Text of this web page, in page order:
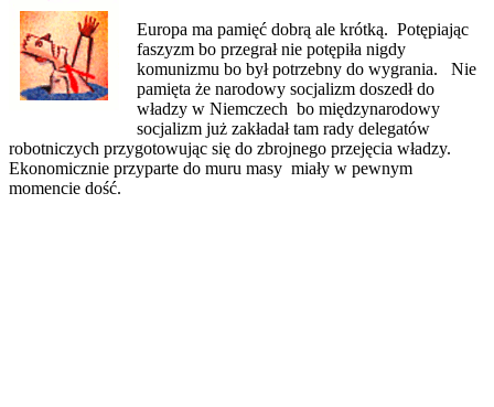
Europa ma pamięć dobrą ale krótką. Potępiając
faszyzm bo przegrał nie potępiła nigdy
komunizmu bo był potrzebny do wygrania. Nie
pamięta że narodowy socjalizm doszedł do
władzy w Niemczech bo międzynarodowy
socjalizm już zakładał tam rady delegatów
robotniczych przygotowując się do zbrojnego przejęcia władzy.
Ekonomicznie przyparte do muru masy miały w pewnym
momencie dość.